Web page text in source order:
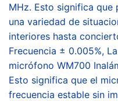
MHz. Esto significa que
una variedad de
interiores hasta
Frecuencia ± 0.005%,
micrófono WM700
Esto significa que el
frecuencia estable sin